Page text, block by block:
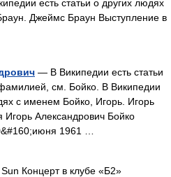
есть статьи о других людях
Джеймс Браун Выступление в
— В Википедии есть статьи
см. Бойко. В Википедии
с именем Бойко, Игорь. Игорь
Александрович Бойко
1961 …
Концерт в клубе «Б2»